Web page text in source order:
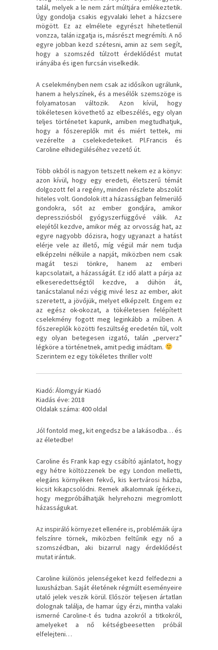
talál, melyek a le nem zárt múltjára emlékeztetik.
Úgy gondolja csakis egyvalaki lehet a házcsere
mögött. Ez az elmélete egyrészt hihetetlenül
vonzza, talán izgatja is, másrészt megrémíti. A nő
egyre jobban kezd szétesni, amin az sem segít,
hogy a szomszéd túlzott érdeklődést mutat
irányába és igen furcsán viselkedik.
A cselekményben nem csak az idősíkon ugrálunk,
hanem a helyszínek, és a mesélők szemszöge is
folyamatosan változik. Azon kívül, hogy
tökéletesen követhető az elbeszélés, egy olyan
teljes történetet kapunk, amiben megtudhatjuk,
hogy a főszereplők mit és miért tettek, mi
vezérelte a cselekedeteiket. Pl.Francis és
Caroline elhidegüléséhez vezető út.
Több okból is nagyon tetszett nekem ez a könyv:
azon kívül, hogy egy eredeti, életszerű témát
dolgozott fel a regény, minden részlete abszolút
hiteles volt. Gondolok itt a házasságban felmerülő
gondokra, sőt az ember gondjára, amikor
depressziósból gyógyszerfüggővé válik. Az
elejétől kezdve, amikor még az orvosság hat, az
egyre nagyobb dózisra, hogy ugyanazt a hatást
elérje vele az illető, míg végül már nem tudja
elképzelni nélküle a napját, miközben nem csak
magát teszi tönkre, hanem az emberi
kapcsolatait, a házasságát. Ez idő alatt a párja az
elkeseredettségtől kezdve, a dühön át,
tanácstalanul nézi végig mivé lesz az ember, akit
szeretett, a jövőjük, melyet elképzelt. Engem ez
az egész ok-okozat, a tökéletesen felépített
cselekmény fogott meg leginkább a műben. A
főszereplők közötti feszültség eredetén túl, volt
egy olyan betegesen izgató, talán „perverz”
légköre a történetnek, amit pedig imádtam.
Szerintem ez egy tökéletes thriller volt!
Kiadó: Álomgyár Kiadó
Kiadás éve: 2018
Oldalak száma: 400 oldal
Jól ​fontold meg, kit engedsz be a lakásodba… és
az életedbe!
Caroline és Frank kap egy csábító ajánlatot, hogy
egy hétre költözzenek be egy London melletti,
elegáns környéken fekvő, kis kertvárosi házba,
kicsit kikapcsolódni. Remek alkalomnak ígérkezi,
hogy megpróbálhatják helyrehozni megromlott
házasságukat.
Az inspiráló környezet ellenére is, problémáik újra
felszínre törnek, miközben feltűnik egy nő a
szomszédban, aki bizarrul nagy érdeklődést
mutat irántuk.
Caroline különös jelenségeket kezd felfedezni a
luxusházban. Saját életének régmúlt eseményeire
utaló jelek veszik körül. Először teljesen ártatlan
dolognak találja, de hamar úgy érzi, mintha valaki
ismerné Caroline-t és tudna azokról a titkokról,
amelyeket a nő kétségbeesetten próbál
elfelejteni…